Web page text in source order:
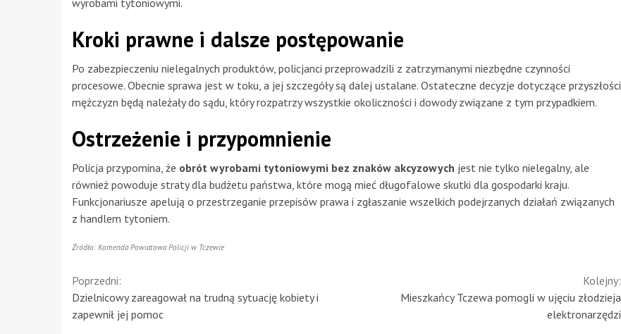
Kroki prawne i dalsze postępowanie
Po zabezpieczeniu nielegalnych produktów, policjanci przeprowadzili z zatrzymanymi niezbędne czynności
procesowe. Obecnie sprawa jest w toku, a jej szczegóły są dalej ustalane. Ostateczne decyzje dotyczące przyszłości
mężczyzn będą należały do sądu, który rozpatrzy wszystkie okoliczności i dowody związane z tym przypadkiem.
Ostrzeżenie i przypomnienie
Policja przypomina, że obrót wyrobami tytoniowymi bez znaków akcyzowych jest nie tylko nielegalny, ale
również powoduje straty dla budżetu państwa, które mogą mieć długofalowe skutki dla gospodarki kraju.
Funkcjonariusze apelują o przestrzeganie przepisów prawa i zgłaszanie wszelkich podejrzanych działań związanych
z handlem tytoniem.
Źródło: Komenda Powiatowa Policji w Tczewie
Continue
Reading
Poprzedni:
Dzielnicowy zareagował na trudną sytuację kobiety i
zapewnił jej pomoc
Kolejny:
Mieszkańcy Tczewa pomogli w ujęciu złodzieja
elektronarzędzi